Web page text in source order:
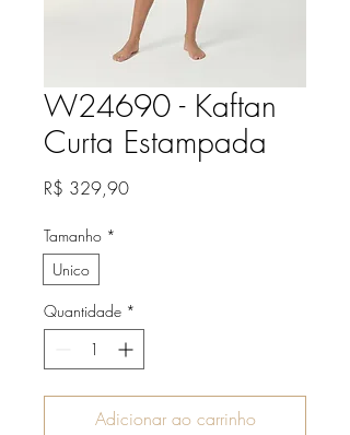
W24690 - Kaftan
Curta Estampada
R$ 329,90Preço
Tamanho *
Unico
Quantidade *
Adicionar ao carrinho